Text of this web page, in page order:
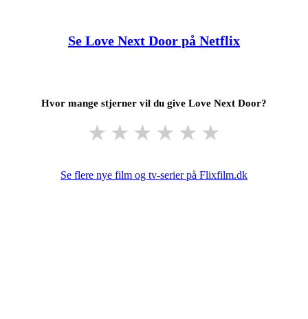
Se Love Next Door på Netflix
Hvor mange stjerner vil du give Love Next Door?
★ ★ ★ ★ ★ ★
Se flere nye film og tv-serier på Flixfilm.dk